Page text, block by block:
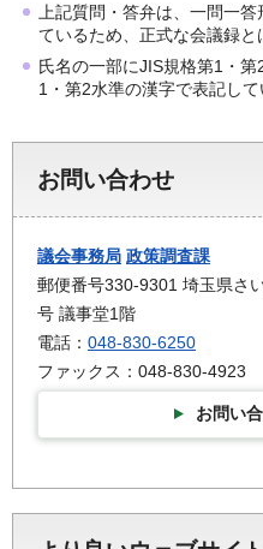
上記質問・答弁は、一問一
ているため、正式な会議録と
氏名の一部にJIS規格第1・
1・第2水準の漢字で表記して
お問い合わせ
議会事務局 政策調査課
郵便番号330-9301 埼玉県さ
号 議事堂1階
電話： 048-830-6250
ファックス：048-830-4923
お問い